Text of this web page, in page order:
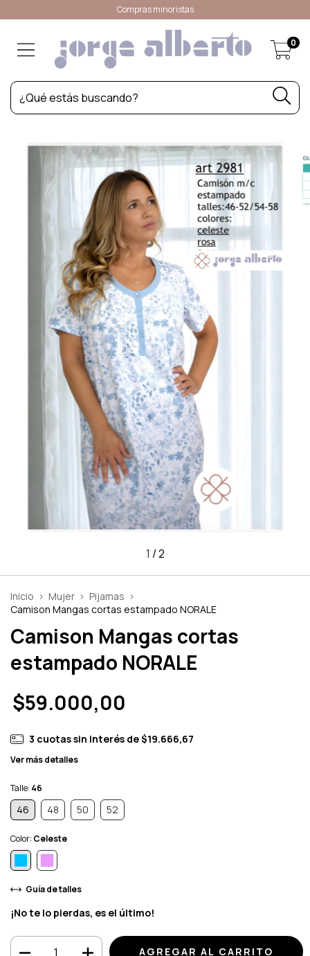
Compras minoristas
0
1 /2
Inicio > Mujer > Pijamas >
Camison Mangas cortas estampado NORALE
Camison Mangas cortas
estampado NORALE
$59.000,00
3 cuotas sin interés de$19.666,67
Ver más detalles
Talle: 46
46 48 50 52
Color: Celeste
Guía de talles
¡No te lo pierdas, es el último!